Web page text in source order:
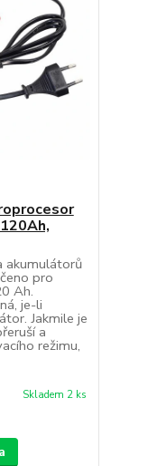
akumulátorů
pro
Ah.
je-li
Jakmile je
a
režimu,
Skladem 2 ks